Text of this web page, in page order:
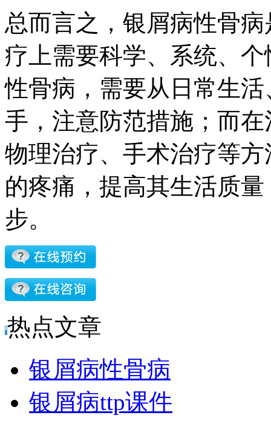
总而言之，银屑病性骨
疗上需要科学、系统、
性骨病，需要从日常生
手，注意防范措施；而
物理治疗、手术治疗等
的疼痛，提高其生活质
步。
热点文章
银屑病性骨病
银屑病ttp课件